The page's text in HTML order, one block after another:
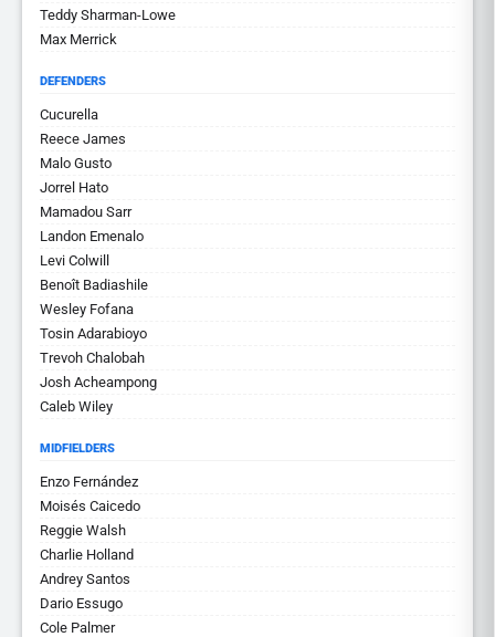
Teddy Sharman-Lowe
Max Merrick
DEFENDERS
Cucurella
Reece James
Malo Gusto
Jorrel Hato
Mamadou Sarr
Landon Emenalo
Levi Colwill
Benoît Badiashile
Wesley Fofana
Tosin Adarabioyo
Trevoh Chalobah
Josh Acheampong
Caleb Wiley
MIDFIELDERS
Enzo Fernández
Moisés Caicedo
Reggie Walsh
Charlie Holland
Andrey Santos
Dario Essugo
Cole Palmer